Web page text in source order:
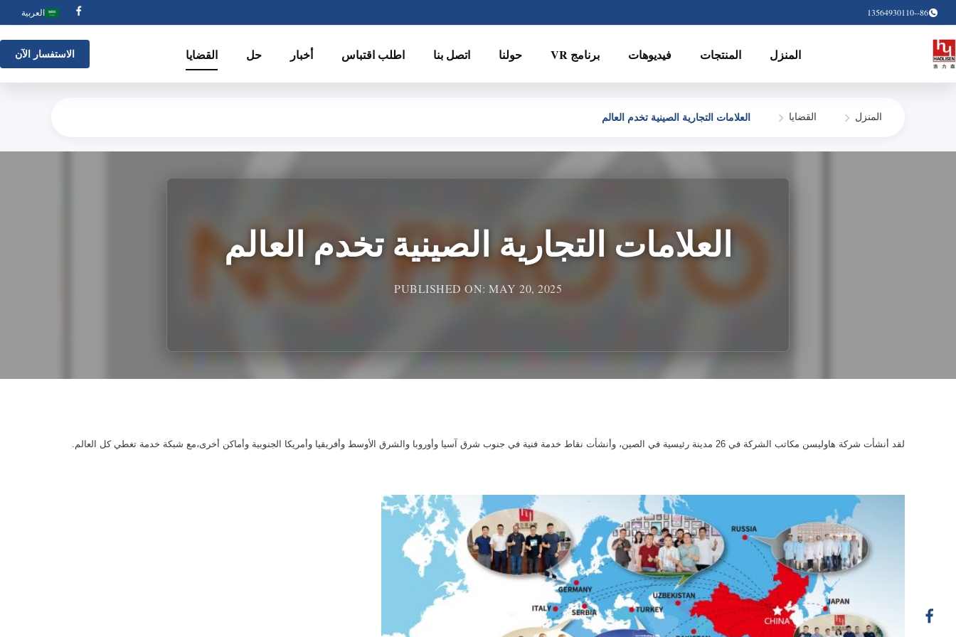
86--13564930110 العربية
المنزل المنتجات فيديوهات برنامج VR حولنا اتصل بنا اطلب اقتباس أخبار حل القضايا الاستفسار الآن
المنزل القضايا العلامات التجارية الصينية تخدم العالم
العلامات التجارية الصينية تخدم العالم
PUBLISHED ON: MAY 20, 2025
لقد أنشأت شركة هاوليسن مكاتب الشركة في 26 مدينة رئيسية في الصين، وأنشأت نقاط خدمة فنية في جنوب شرق آسيا وأوروبا والشرق الأوسط وأفريقيا وأمريكا الجنوبية وأماكن أخرى،مع شبكة خدمة تغطي كل العالم.